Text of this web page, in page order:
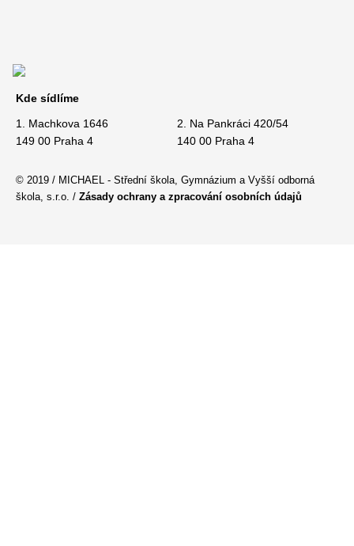
Kde sídlíme
1. Machkova 1646
149 00 Praha 4
2. Na Pankráci 420/54
140 00 Praha 4
© 2019 / MICHAEL - Střední škola, Gymnázium a Vyšší odborná
škola, s.r.o. / Zásady ochrany a zpracování osobních údajů